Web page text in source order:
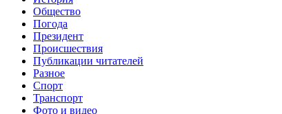
Общество
Погода
Президент
Происшествия
Публикации читателей
Разное
Спорт
Транспорт
Фото и видео